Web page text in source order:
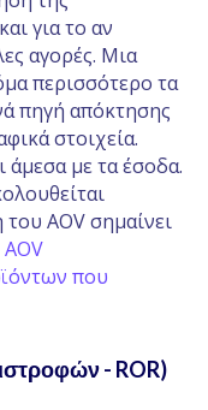
για το αν
αγορές. Μια
περισσότερο τα
πηγή απόκτησης
στοιχεία.
άμεσα με τα έσοδα.
AOV σημαίνει
που
- ROR)